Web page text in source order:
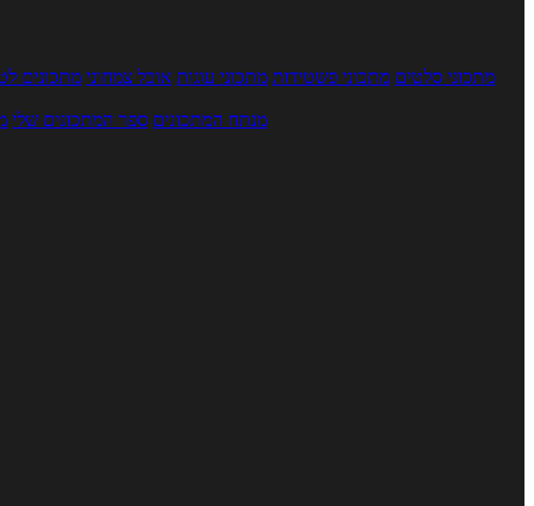
מתכוני סלטים מתכוני פשטידות מתכוני עוגות אוכל צמחוני מתכונים
מנתח המתכונים ספר המתכונים שלי